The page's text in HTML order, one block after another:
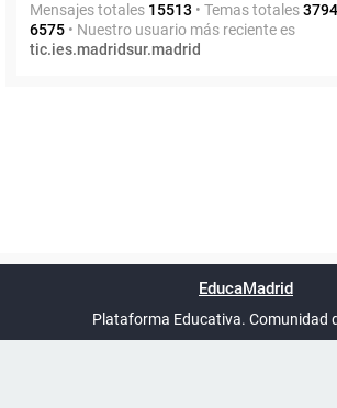
Mensajes totales 15513 • Temas totales3794
6575 • Nuestro usuario más reciente es
tic.ies.madridsur.madrid
UTC+02:00
phpBB España
EducaMadrid
Plataforma Educativa. Comunidad